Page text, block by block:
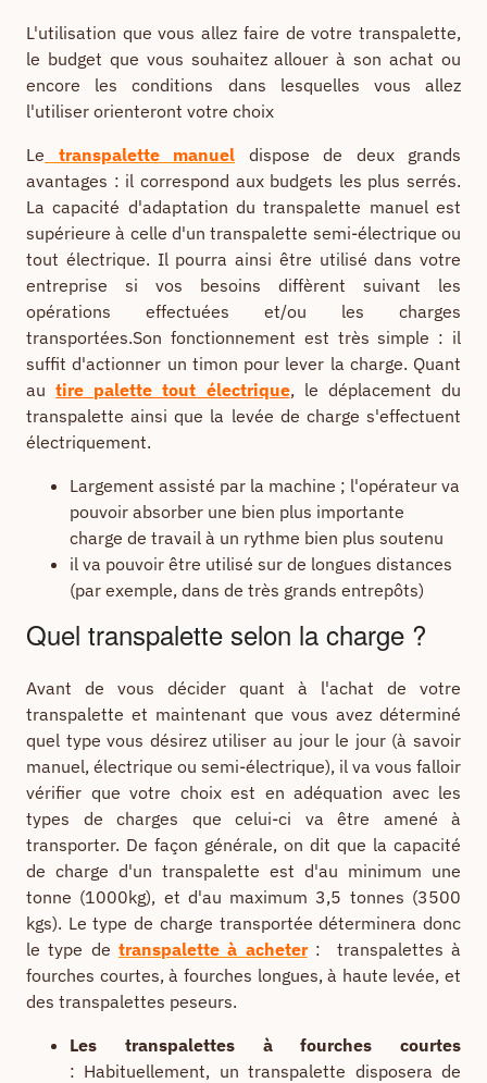
L'utilisation que vous allez faire de votre transpalette,
le budget que vous souhaitez allouer à son achat ou
encore les conditions dans lesquelles vous allez
l'utiliser orienteront votre choix
Le transpalette manuel dispose de deux grands
avantages : il correspond aux budgets les plus serrés.
La capacité d'adaptation du transpalette manuel est
supérieure à celle d'un transpalette semi-électrique ou
tout électrique. Il pourra ainsi être utilisé dans votre
entreprise si vos besoins diffèrent suivant les
opérations effectuées et/ou les charges
transportées.Son fonctionnement est très simple : il
suffit d'actionner un timon pour lever la charge. Quant
autire palette tout électrique, le déplacement du
transpalette ainsi que la levée de charge s'effectuent
électriquement.
Largement assisté par la machine ; l'opérateur va
pouvoir absorber une bien plus importante
charge de travail à un rythme bien plus soutenu
il va pouvoir être utilisé sur de longues distances
(par exemple, dans de très grands entrepôts)
Quel transpalette selon la charge ?
Avant de vous décider quant à l'achat de votre
transpalette et maintenant que vous avez déterminé
quel type vous désirez utiliser au jour le jour (à savoir
manuel, électrique ou semi-électrique), il va vous falloir
vérifier que votre choix est en adéquation avec les
types de charges que celui-ci va être amené à
transporter. De façon générale, on dit que la capacité
de charge d'un transpalette est d'au minimum une
tonne (1000kg), et d'au maximum 3,5 tonnes (3500
kgs). Le type de charge transportée déterminera donc
le type de transpalette à acheter: transpalettes à
fourches courtes, à fourches longues, à haute levée, et
des transpalettes peseurs.
Les transpalettes à fourches courtes
: Habituellement, un transpalette disposera de